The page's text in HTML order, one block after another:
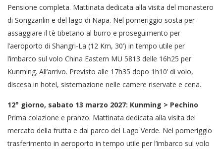
Pensione completa. Mattinata dedicata alla visita del monastero
di Songzanlin e del lago di Napa. Nel pomeriggio sosta per
assaggiare il tè tibetano al burro e proseguimento per
l’aeroporto di Shangri-La (12 Km, 30’) in tempo utile per
l’imbarco sul volo China Eastern MU 5813 delle 16h25 per
Kunming. All’arrivo. Previsto alle 17h35 dopo 1h10’ di volo,
discesa in hotel, sistemazione nelle camere riservate e cena.
12° giorno, sabato 13 marzo 2027: Kunming > Pechino
Prima colazione e pranzo. Mattinata dedicata alla visita del
mercato della frutta e dal parco del Lago Verde. Nel pomeriggio
trasferimento in aeroporto in tempo utile per l’imbarco sul volo